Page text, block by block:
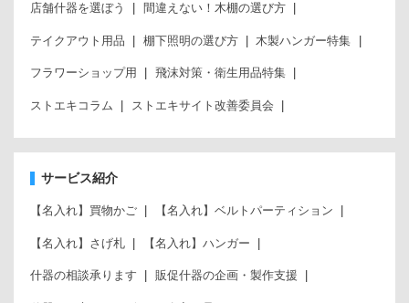
店舗什器を選ぼう 間違えない！木棚の選び方
テイクアウト用品 棚下照明の選び方 木製ハンガー特集
フラワーショップ用 飛沫対策・衛生用品特集
ストエキコラム ストエキサイト改善委員会
サービス紹介
【名入れ】買物かご 【名入れ】ベルトパーティション
【名入れ】さげ札 【名入れ】ハンガー
什器の相談承ります 販促什器の企画・製作支援